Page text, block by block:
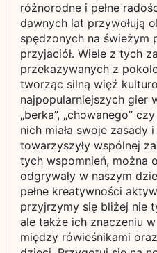
różnorodne i pełne
dawnych lat przywołują
spędzonych na świeżym
przyjaciół. Wiele z tych
przekazywanych z
tworząc silną więź
najpopularniejszych gier
„berka”, „chowanego”
nich miała swoje zasady
towarzyszyły wspólnej
tych wspomnień, można
odgrywały w naszym
pełne kreatywności
przyjrzymy się bliżej nie
ale także ich znaczeniu
między rówieśnikami